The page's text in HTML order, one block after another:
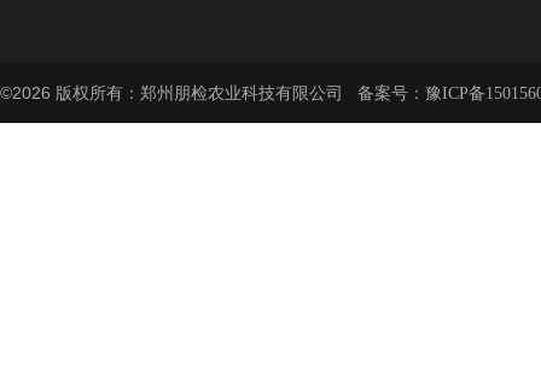
©2026 版权所有：郑州朋检农业科技有限公司 备案号： 豫ICP备